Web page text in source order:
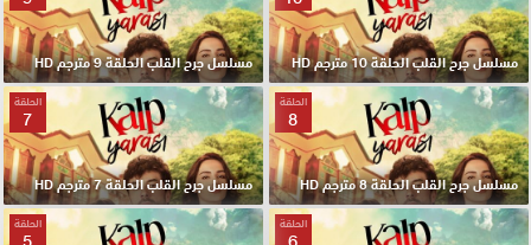
مسلسل جرح القلب الحلقة 10 مترجم HD مسلسل جرح القلب الحلقة 9 مترجم HD
الحلقة
8
مسلسل جرح القلب الحلقة 8 مترجم HD
الحلقة
7
مسلسل جرح القلب الحلقة 7 مترجم HD
الحلقة الحلقة